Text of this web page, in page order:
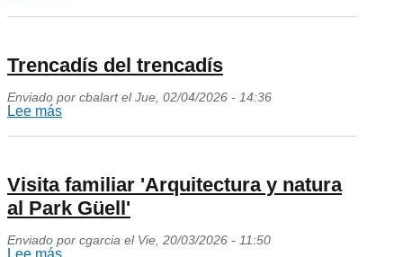
el
Park
Entrega
premios
Jordi
del
Park
Güell'
Trencadís del trencadís
Enviado por cbalart el Jue, 02/04/2026 - 14:36
Lee más
Trencadís
trencadís
Visita familiar 'Arquitectura y natura
al Park Güell'
Enviado por cgarcia el Vie, 20/03/2026 - 11:50
Lee más